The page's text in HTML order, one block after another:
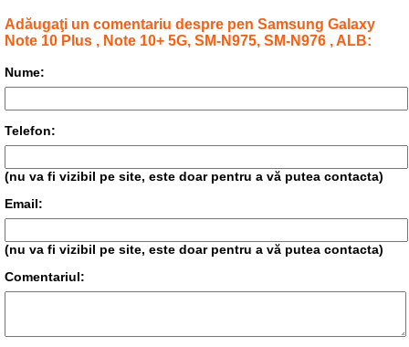
Adăugaţi un comentariu despre pen Samsung Galaxy
Note 10 Plus , Note 10+ 5G, SM-N975, SM-N976 , ALB:
Nume:
Telefon:
(nu va fi vizibil pe site, este doar pentru a vă putea contacta)
Email:
(nu va fi vizibil pe site, este doar pentru a vă putea contacta)
Comentariul: